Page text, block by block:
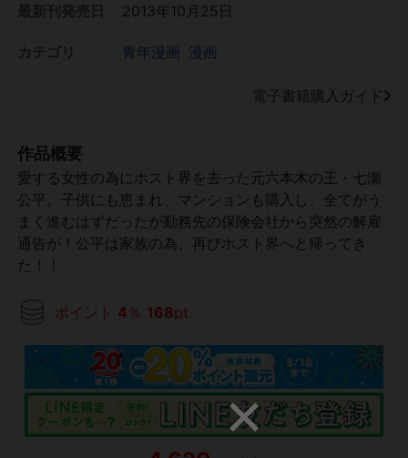
2013年10月25日
青年漫画 漫画
電子書籍購入ガイド
作品概要
愛する女性の為にホスト界を去った元六本木の王・七瀬
公平。子供にも恵まれ、マンションも購入し、全てがう
まく進むはずだったが勤務先の保険会社から突然の解雇
通告が！公平は家族の為、再びホスト界へと帰ってき
た！！
ポイント 4 ％ 168pt